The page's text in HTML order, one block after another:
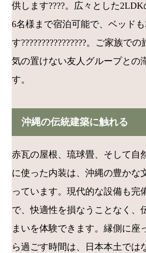
供します????️。広々とした
6名様まで宿泊可能で、ベッド
す????‍????‍????‍????。ご家族で
気の置けない友人グループとの
す。
沖縄の伝統建築に触れる
赤瓦の屋根、琉球畳、そして自
に使った内装は、沖縄の豊かな
っています。現代的な設備も完
で、快適性を損なうことなく、
まいを体験できます。縁側に座
ら過ごす時間は、日本本土では